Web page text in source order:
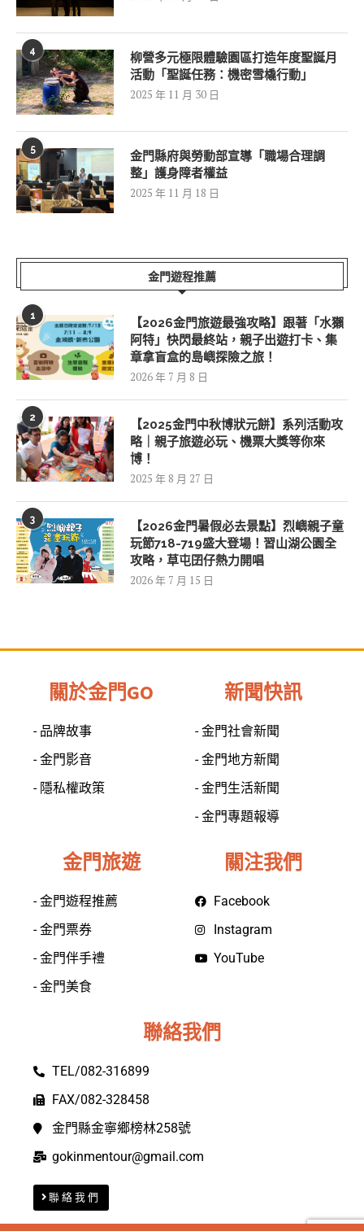
4
柳營多元極限體驗園區打造年度聖誕月
活動「聖誕任務：機密雪橇行動」
2025 年 11 月 30 日
5
金門縣府與勞動部宣導「職場合理調
整」護身障者權益
2025 年 11 月 18 日
金門遊程推薦
1
【2026金門旅遊最強攻略】跟著「水獺
阿特」快閃最終站，親子出遊打卡、集
章拿盲盒的島嶼探險之旅！
2026 年 7 月 8 日
2
【2025金門中秋博狀元餅】系列活動攻
略｜親子旅遊必玩、機票大獎等你來
博！
2025 年 8 月 27 日
3
【2026金門暑假必去景點】烈嶼親子童
玩節718-719盛大登場！習山湖公園全
攻略，草屯囝仔熱力開唱
2026 年 7 月 15 日
關於金門GO
- 品牌故事
- 金門影音
- 隱私權政策
新聞快訊
- 金門社會新聞
- 金門地方新聞
- 金門生活新聞
- 金門專題報導
金門旅遊
- 金門遊程推薦
- 金門票券
- 金門伴手禮
- 金門美食
關注我們
Facebook
Instagram
YouTube
聯絡我們
TEL/082-316899
FAX/082-328458
金門縣金寧鄉榜林258號
gokinmentour@gmail.com
聯絡我們